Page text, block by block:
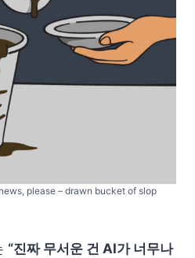
please – drawn bucket of slop
“진짜 무서운 건 AI가 너무나